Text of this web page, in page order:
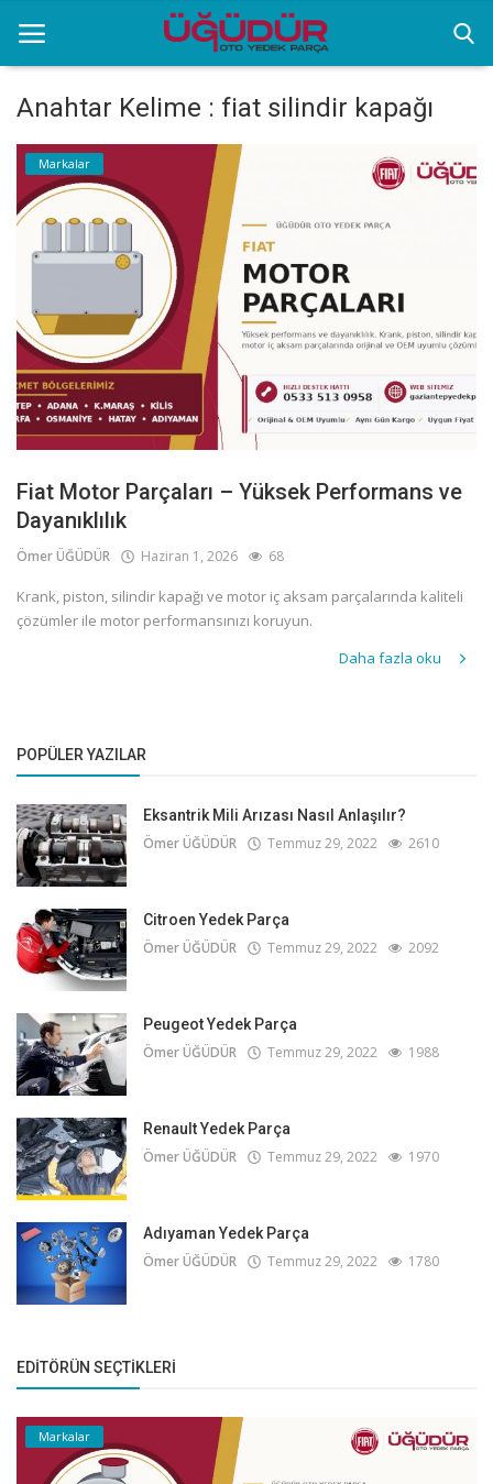
Anasayfa
Markalar
Ürünlerimiz
Galeri
İletişim
Anahtar Kelime : fiat silindir kapağı
Markalar
Fiat Motor Parçaları – Yüksek Performans ve
Dayanıklılık
Ömer ÜĞÜDÜR Haziran 1, 2026 68
Krank, piston, silindir kapağı ve motor iç aksam parçalarında kaliteli
çözümler ile motor performansınızı koruyun.
Daha fazla oku
POPÜLER YAZILAR
Eksantrik Mili Arızası Nasıl Anlaşılır?
Ömer ÜĞÜDÜR Temmuz 29, 2022 2610
Citroen Yedek Parça
Ömer ÜĞÜDÜR Temmuz 29, 2022 2092
Peugeot Yedek Parça
Ömer ÜĞÜDÜR Temmuz 29, 2022 1988
Renault Yedek Parça
Ömer ÜĞÜDÜR Temmuz 29, 2022 1970
Adıyaman Yedek Parça
Ömer ÜĞÜDÜR Temmuz 29, 2022 1780
EDITÖRÜN SEÇTIKLERI
Markalar